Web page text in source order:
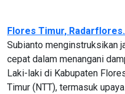
Flores Timur,
Subianto menginstruksikan
cepat dalam menangani
Laki-laki di Kabupaten
Timur (NTT), termasuk